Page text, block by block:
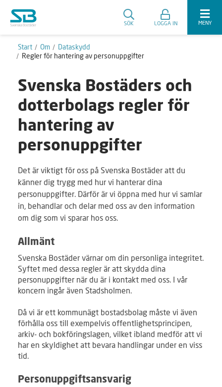
SÖK LOGGA IN MENY
Start Om
Dataskydd
Regler för hantering av personuppgifter
Svenska Bostäders och
dotterbolags regler för
hantering av
personuppgifter
Det är viktigt för oss på Svenska Bostäder att du
känner dig trygg med hur vi hanterar dina
personuppgifter. Därför är vi öppna med hur vi samlar
in, behandlar och delar med oss av den information
om dig som vi sparar hos oss.
Allmänt
Svenska Bostäder värnar om din personliga integritet.
Syftet med dessa regler är att skydda dina
personuppgifter när du är i kontakt med oss. I vår
koncern ingår även Stadsholmen.
Då vi är ett kommunägt bostadsbolag måste vi även
förhålla oss till exempelvis offentlighetsprincipen,
arkiv- och bokföringslagen, vilket ibland medför att vi
har en skyldighet att bevara handlingar under en viss
tid.
Personuppgiftsansvarig